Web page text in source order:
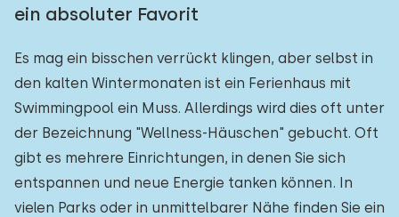
ein absoluter Favorit
Es mag ein bisschen verrückt klingen, aber selbst in
den kalten Wintermonaten ist ein Ferienhaus mit
Swimmingpool ein Muss. Allerdings wird dies oft unter
der Bezeichnung "Wellness-Häuschen" gebucht. Oft
gibt es mehrere Einrichtungen, in denen Sie sich
entspannen und neue Energie tanken können. In
vielen Parks oder in unmittelbarer Nähe finden Sie ein